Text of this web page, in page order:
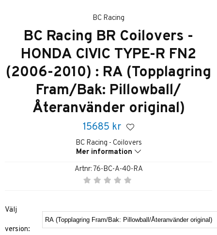
BC Racing
BC Racing BR Coilovers -
HONDA CIVIC TYPE-R FN2
(2006-2010) : RA (Topplagring
Fram/Bak: Pillowball/
Återanvänder original)
15685 kr
BC Racing - Coilovers
Mer information
Artnr: 76-BC-A-40-RA
Välj
version: